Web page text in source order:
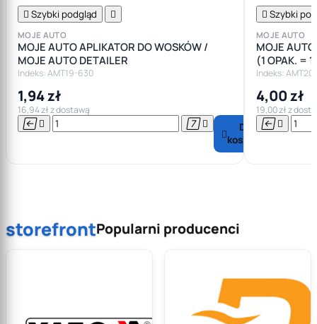
 Szybki podgląd 
MOJE AUTO
MOJE AUTO APLIKATOR DO WOSKÓW /
MOJE AUTO DETAILER
Indeks: AMT19-630
1,94 zł
16,94 zł z dostawą
   

Do
koszyka
 Szybki
MOJE AUTO
MOJE
(1 OPAK. =
Indeks:
4,00 zł
19,00 zł z
 
storefrontPopularni producenci